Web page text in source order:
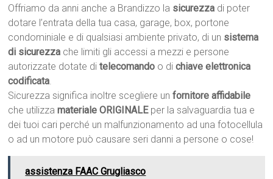
Offriamo da anni anche a Brandizzo la sicurezza di poter
dotare l’entrata della tua casa, garage, box, portone
condominiale e di qualsiasi ambiente privato, di un sistema
di sicurezza che limiti gli accessi a mezzi e persone
autorizzate dotate ditelecomando o dichiave elettronica
codificata.
Sicurezza significa inoltre scegliere unfornitore affidabile
che utilizza materiale ORIGINALEper la salvaguardia tua e
dei tuoi cari perché un malfunzionamento ad una fotocellula
o ad un motore può causare seri danni a persone o cose!
assistenza FAAC Grugliasco